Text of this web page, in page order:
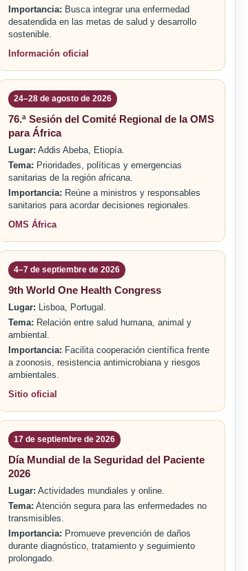
Importancia: Busca integrar una enfermedad
desatendida en las metas de salud y desarrollo
sostenible.
Información oficial
24–28 de agosto de 2026
76.ª Sesión del Comité Regional de la OMS
para África
Lugar: Addis Abeba, Etiopía.
Tema: Prioridades, políticas y emergencias
sanitarias de la región africana.
Importancia: Reúne a ministros y responsables
sanitarios para acordar decisiones regionales.
OMS África
4–7 de septiembre de 2026
9th World One Health Congress
Lugar: Lisboa, Portugal.
Tema: Relación entre salud humana, animal y
ambiental.
Importancia: Facilita cooperación científica frente
a zoonosis, resistencia antimicrobiana y riesgos
ambientales.
Sitio oficial
17 de septiembre de 2026
Día Mundial de la Seguridad del Paciente
2026
Lugar: Actividades mundiales y online.
Tema: Atención segura para las enfermedades no
transmisibles.
Importancia: Promueve prevención de daños
durante diagnóstico, tratamiento y seguimiento
prolongado.